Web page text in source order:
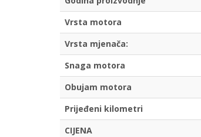
Vrsta motora
Vrsta mjenača:
Snaga motora
Obujam motora
Prijeđeni kilometri
CIJENA